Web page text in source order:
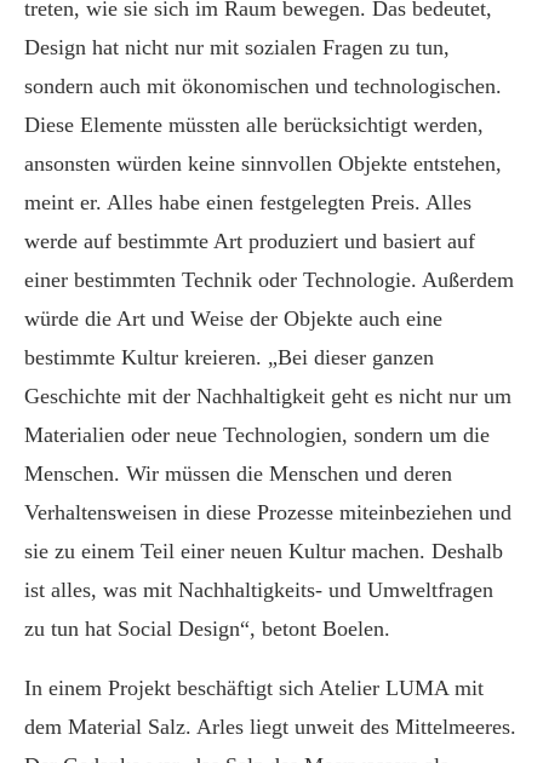
treten, wie sie sich im Raum bewegen. Das bedeutet,
Design hat nicht nur mit sozialen Fragen zu tun,
sondern auch mit ökonomischen und technologischen.
Diese Elemente müssten alle berücksichtigt werden,
ansonsten würden keine sinnvollen Objekte entstehen,
meint er. Alles habe einen festgelegten Preis. Alles
werde auf bestimmte Art produziert und basiert auf
einer bestimmten Technik oder Technologie. Außerdem
würde die Art und Weise der Objekte auch eine
bestimmte Kultur kreieren. „Bei dieser ganzen
Geschichte mit der Nachhaltigkeit geht es nicht nur um
Materialien oder neue Technologien, sondern um die
Menschen. Wir müssen die Menschen und deren
Verhaltensweisen in diese Prozesse miteinbeziehen und
sie zu einem Teil einer neuen Kultur machen. Deshalb
ist alles, was mit Nachhaltigkeits- und Umweltfragen
zu tun hat Social Design“, betont Boelen.
In einem Projekt beschäftigt sich Atelier LUMA mit
dem Material Salz. Arles liegt unweit des Mittelmeeres.